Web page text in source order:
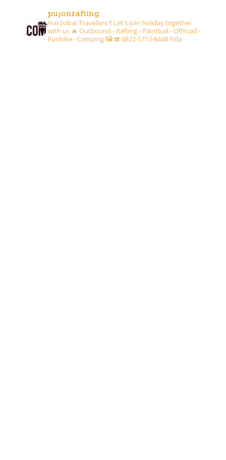
pujonrafting
Hai Sobat Travellers !! Let's join holiday together
with us 🔥 Outbound - Rafting - Paintball - Offroad -
Funbike - Camping 🖼☎️ 0822-5713-8448 Fida